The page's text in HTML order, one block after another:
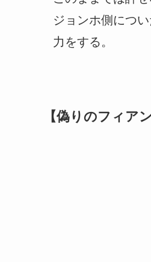
ジョンホ側につ
力をする。
【偽りのフィア